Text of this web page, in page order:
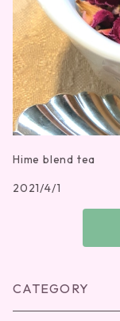
Hime blend tea
2021/4/1
CATEGORY